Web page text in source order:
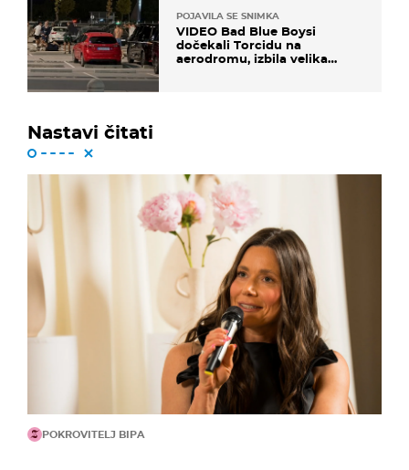
POJAVILA SE SNIMKA
VIDEO Bad Blue Boysi
dočekali Torcidu na
aerodromu, izbila velika
Nastavi čitati
POKROVITELJ BIPA